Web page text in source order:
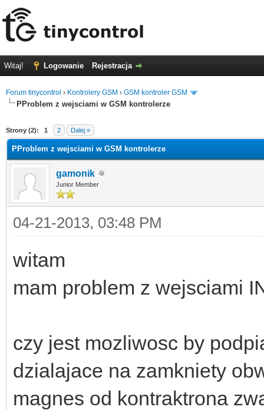
Witaj! Logowanie Rejestracja
Forum tinycontrol › Kontrolery GSM › GSM kontroler GSM
PProblem z wejsciami w GSM kontrolerze
Strony (2): 1 2 Dalej »
PProblem z wejsciami w GSM kontrolerze
gamonik
Junior Member
04-21-2013, 03:48 PM
witam
mam problem z wejsciami
czy jest mozliwosc by
dzialajace na zamkniety
magnes od kontraktrona